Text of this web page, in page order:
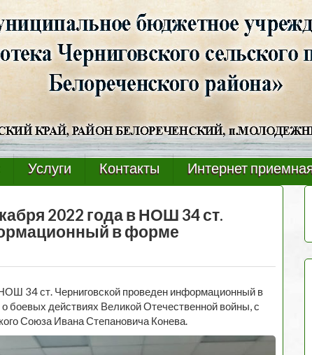
Услуги Контакты Интернет
2022 года в НОШ 34 ст.
в форме
34 ст. Черниговской проведен информационный в
боевых действиях Великой Отечественной войны, с
Союза Ивана Степановича Конева.